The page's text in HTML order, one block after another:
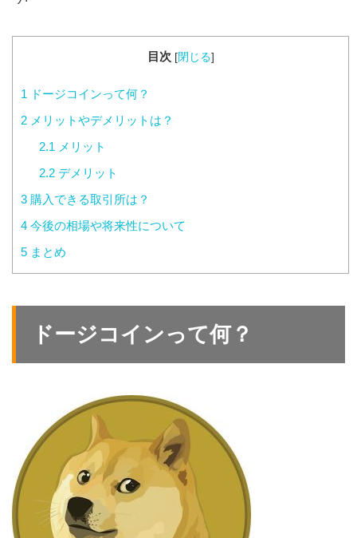
目次 [閉じる]
1 ドージコインって何？
2 メリットやデメリットは？
2.1 メリット
2.2デメリット
3 購入できる取引所は？
4 今後の相場や将来性について
5 まとめ
ドージコインって何？